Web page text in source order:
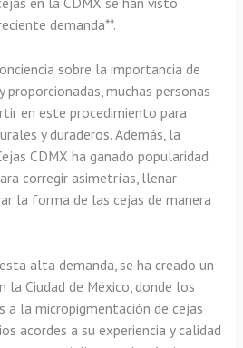
demanda**.
sobre la importancia de
proporcionadas, muchas personas
en este procedimiento para
y duraderos. Además, la
CDMX ha ganado popularidad
corregir asimetrías, llenar
la forma de las cejas de manera
alta demanda, se ha creado un
Ciudad de México, donde los
a la micropigmentación de cejas
acordes a su experiencia y calidad